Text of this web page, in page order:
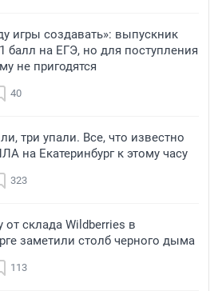
игры создавать»: выпускник
балл на ЕГЭ, но для поступления
не пригодятся
40
три упали. Все, что известно
на Екатеринбург к этому часу
323
от склада Wildberries в
заметили столб черного дыма
113